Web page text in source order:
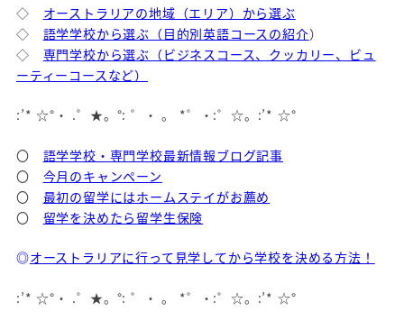
◇ オーストラリアの地域（エリア）から選ぶ
◇ 語学学校から選ぶ（目的別英語コースの紹介）
◇ 専門学校から選ぶ（ビジネスコース、クッカリー、ビュ
ーティーコースなど）
:’* ☆°・ .゜★。°: ゜・ 。 *゜・:゜☆。:’* ☆°
〇 語学学校・専門学校最新情報ブログ記事
〇 今月のキャンペーン
〇 最初の留学にはホームステイがお薦め
〇 留学を決めたら留学生保険
◎オーストラリアに行って見学してから学校を決める方法！
:’* ☆°・ .゜★。°: ゜・ 。 *゜・:゜☆。:’* ☆°